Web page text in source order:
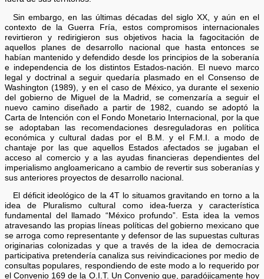
Sin embargo, en las últimas décadas del siglo XX, y aún en el
contexto de la Guerra Fría, estos compromisos internacionales
revirtieron y redirigieron sus objetivos hacia la fagocitación de
aquellos planes de desarrollo nacional que hasta entonces se
habían mantenido y defendido desde los principios de la soberanía
e independencia de los distintos Estados-nación. El nuevo marco
legal y doctrinal a seguir quedaría plasmado en el Consenso de
Washington (1989), y en el caso de México, ya durante el sexenio
del gobierno de Miguel de la Madrid, se comenzaría a seguir el
nuevo camino diseñado a partir de 1982, cuando se adoptó la
Carta de Intención con el Fondo Monetario Internacional, por la que
se adoptaban las recomendaciones desreguladoras en política
económica y cultural dadas por el B.M. y el F.M.I. a modo de
chantaje por las que aquellos Estados afectados se jugaban el
acceso al comercio y a las ayudas financieras dependientes del
imperialismo angloamericano a cambio de revertir sus soberanías y
sus anteriores proyectos de desarrollo nacional.
El déficit ideológico de la 4T lo situamos gravitando en torno a la
idea de Pluralismo cultural como idea-fuerza y característica
fundamental del llamado “México profundo”. Esta idea la vemos
atravesando las propias líneas políticas del gobierno mexicano que
se arroga como representante y defensor de las supuestas culturas
originarias colonizadas y que a través de la idea de democracia
participativa pretendería canaliza sus reivindicaciones por medio de
consultas populares, respondiendo de este modo a lo requerido por
el Convenio 169 de la O.I.T. Un Convenio que, paradójicamente hoy